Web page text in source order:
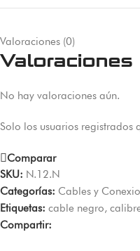
Valoraciones (0)
Valoraciones
No hay valoraciones aún.
Solo los usuarios registrados
Comparar
SKU: N.12.N
Categorías: Cables y
Etiquetas: cable negro,
Compartir: